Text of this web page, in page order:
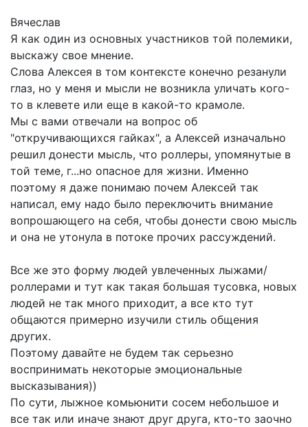
Вячеслав
Я как один из основных участников той полемики,
выскажу свое мнение.
Слова Алексея в том контексте конечно резанули
глаз, но у меня и мысли не возникла уличать кого-
то в клевете или еще в какой-то крамоле.
Мы с вами отвечали на вопрос об
"откручивающихся гайках", а Алексей изначально
решил донести мысль, что роллеры, упомянутые в
той теме, г...но опасное для жизни. Именно
поэтому я даже понимаю почем Алексей так
написал, ему надо было переключить внимание
вопрошающего на себя, чтобы донести свою мысль
и она не утонула в потоке прочих рассуждений.
Все же это форму людей увлеченных лыжами/
роллерами и тут как такая большая тусовка, новых
людей не так много приходит, а все кто тут
общаются примерно изучили стиль общения
других.
Поэтому давайте не будем так серьезно
воспринимать некоторые эмоциональные
высказывания))
По сути, лыжное комьюнити сосем небольшое и
все так или иначе знают друг друга, кто-то заочно